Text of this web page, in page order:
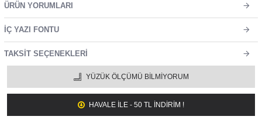
ÜRÜN YORUMLARI
İÇ YAZI FONTU
TAKSIT SEÇENEKLERI
YÜZÜK ÖLÇÜMÜ BILMIYORUM
HAVALE ILE - 50 TL İNDİRİM !